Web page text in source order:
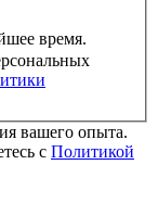
время.
вашего опыта.
с Политикой